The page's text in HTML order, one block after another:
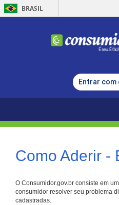
BRASIL
Entrar com
Como Aderir -
O Consumidor.gov.br consiste em
consumidor resolver seu problema
cadastradas.